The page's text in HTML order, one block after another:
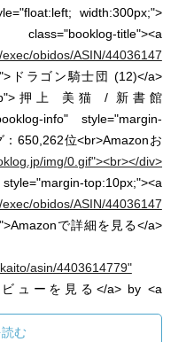
width:300px;">
title"><a
obidos/ASIN/44036147
ドラゴン騎士団 (12)</a>
押上 美猫 / 新書館
info" style="margin-
650,262位<br>Amazonお
img/0.gif"><br></div>
top:10px;"><a
obidos/ASIN/44036147
で詳細を見る</a>
asin/4403614779"
ビューを見る</a> by <a
div>
む